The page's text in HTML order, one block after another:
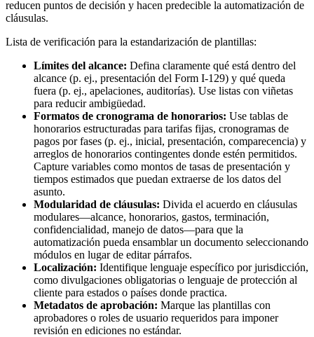
reducen puntos de decisión y hacen predecible la automatización de
cláusulas.
Lista de verificación para la estandarización de plantillas:
Límites del alcance: Defina claramente qué está dentro del
alcance (p. ej., presentación del Form I-129) y qué queda
fuera (p. ej., apelaciones, auditorías). Use listas con viñetas
para reducir ambigüedad.
Formatos de cronograma de honorarios: Use tablas de
honorarios estructuradas para tarifas fijas, cronogramas de
pagos por fases (p. ej., inicial, presentación, comparecencia) y
arreglos de honorarios contingentes donde estén permitidos.
Capture variables como montos de tasas de presentación y
tiempos estimados que puedan extraerse de los datos del
asunto.
Modularidad de cláusulas: Divida el acuerdo en cláusulas
modulares—alcance, honorarios, gastos, terminación,
confidencialidad, manejo de datos—para que la
automatización pueda ensamblar un documento seleccionando
módulos en lugar de editar párrafos.
Localización: Identifique lenguaje específico por jurisdicción,
como divulgaciones obligatorias o lenguaje de protección al
cliente para estados o países donde practica.
Metadatos de aprobación: Marque las plantillas con
aprobadores o roles de usuario requeridos para imponer
revisión en ediciones no estándar.